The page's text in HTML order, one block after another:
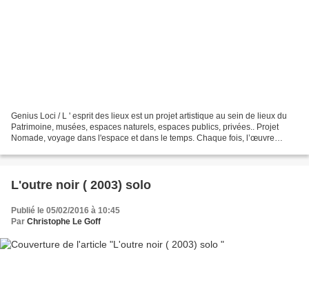
Genius Loci / L ' esprit des lieux est un projet artistique au sein de lieux du
Patrimoine, musées, espaces naturels, espaces publics, privées.. Projet
Nomade, voyage dans l'espace et dans le temps. Chaque fois, l’œuvre
L'outre noir ( 2003) solo
Publié le 05/02/2016 à 10:45
Par Christophe Le Goff